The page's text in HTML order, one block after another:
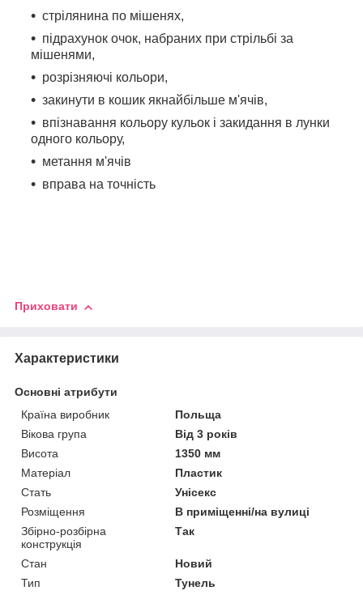
стрілянина по мішенях,
підрахунок очок, набраних при стрільбі за
мішенями,
розрізняючі кольори,
закинути в кошик якнайбільше м'ячів,
впізнавання кольору кульок і закидання в лунки
одного кольору,
метання м'ячів
вправа на точність
Приховати
Характеристики
Основні атрибути
Країна виробник
Польща
Вікова група
Від 3 років
Висота
1350 мм
Матеріал
Пластик
Стать
Унісекс
Розміщення
В приміщенні/на вулиці
Збірно-розбірна
конструкція
Так
Стан
Новий
Тип
Тунель